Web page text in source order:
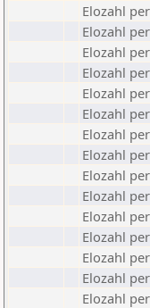
Elozahl
Elozahl
Elozahl
Elozahl
Elozahl
Elozahl
Elozahl
Elozahl
Elozahl
Elozahl
Elozahl
Elozahl
Elozahl
Elozahl
Elozahl